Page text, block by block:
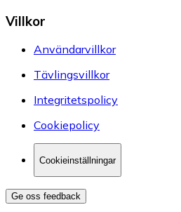
Villkor
Användarvillkor
Tävlingsvillkor
Integritetspolicy
Cookiepolicy
Cookieinställningar
Ge oss feedback